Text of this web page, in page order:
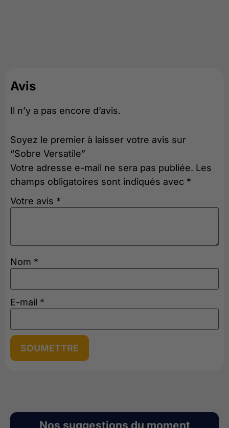
Avis
Il n’y a pas encore d’avis.
Soyez le premier à laisser votre avis sur
“Sobre Versatile”
Votre adresse e-mail ne sera pas publiée. Les
champs obligatoires sont indiqués avec *
Votre avis *
Nom *
E-mail *
Nos suggestions du moment